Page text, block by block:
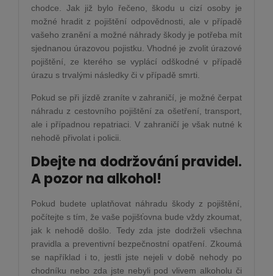
chodce. Jak již bylo řečeno, škodu u cizí osoby je
možné hradit z pojištění odpovědnosti, ale v případě
vašeho zranění a možné náhrady škody je potřeba mít
sjednanou úrazovou pojistku. Vhodné je zvolit úrazové
pojištění, ze kterého se vyplácí odškodné v případě
úrazu s trvalými následky či v případě smrti.
Pokud se při jízdě zraníte v zahraničí, je možné čerpat
náhradu z cestovního pojištění za ošetření, transport,
ale i případnou repatriaci. V zahraničí je však nutné k
nehodě přivolat i policii.
Dbejte na dodržování pravidel.
A pozor na alkohol!
Pokud budete uplatňovat náhradu škody z pojištění,
počítejte s tím, že vaše pojišťovna bude vždy zkoumat,
jak k nehodě došlo. Tedy zda jste dodrželi všechna
pravidla a preventivní bezpečnostní opatření. Zkoumá
se například i to, jestli jste nejeli v době nehody po
chodníku nebo zda jste nebyli pod vlivem alkoholu či